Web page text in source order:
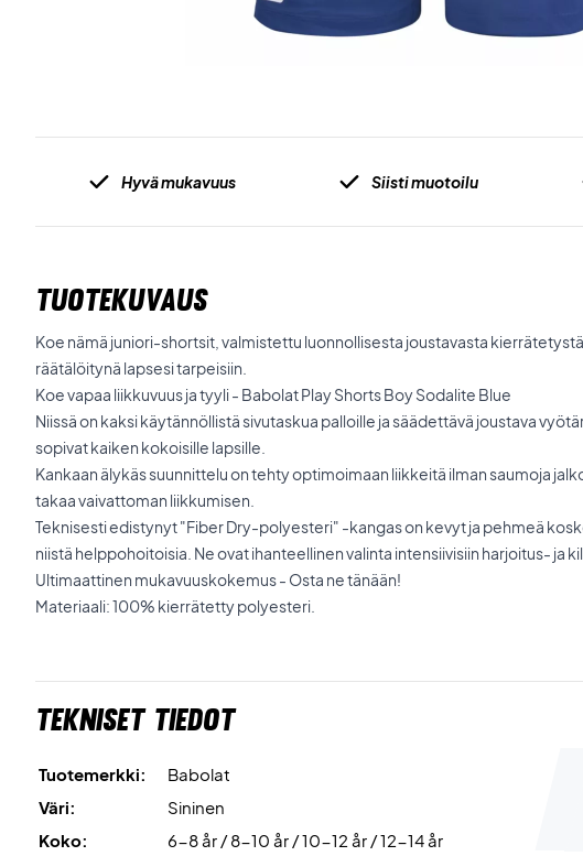
Hyvä mukavuus Siisti muotoilu
TUOTEKUVAUS
Koe nämä juniori-shortsit, valmistettu luonnollisesta joustavasta
räätälöitynä lapsesi tarpeisiin.
Koe vapaa liikkuvuus ja tyyli - Babolat Play Shorts Boy Sodalite Blue
Niissä on kaksi käytännöllistä sivutaskua palloille ja säädettävä joustava
sopivat kaiken kokoisille lapsille.
Kankaan älykäs suunnittelu on tehty optimoimaan liikkeitä ilman saumoja
takaa vaivattoman liikkumisen.
Teknisesti edistynyt "Fiber Dry-polyesteri" -kangas on kevyt ja pehmeä
niistä helppohoitoisia. Ne ovat ihanteellinen valinta intensiivisiin harjoitus- ja
Ultimaattinen mukavuuskokemus - Osta ne tänään!
Materiaali: 100% kierrätetty polyesteri.
Tekniset tiedot
Tuotemerkki:
Babolat
Väri:
Sininen
Koko:
6-8 år / 8-10 år / 10-12 år / 12-14 år